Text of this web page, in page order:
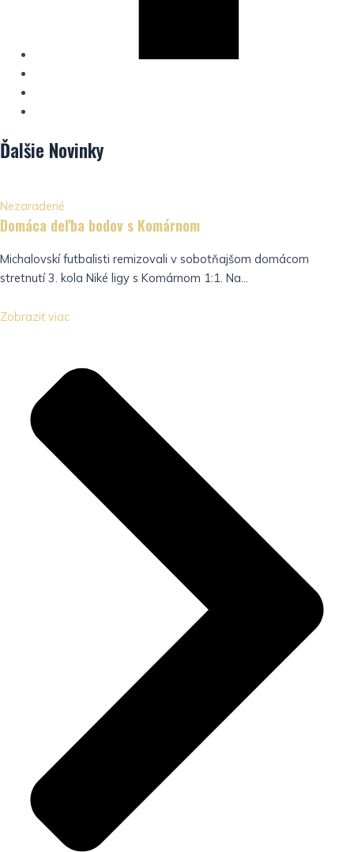
Ďalšie Novinky
Nezaradené
Domáca deľba bodov s Komárnom
Michalovskí futbalisti remizovali v sobotňajšom domácom
stretnutí 3. kola Niké ligy s Komárnom 1:1. Na...
Zobraziť viac